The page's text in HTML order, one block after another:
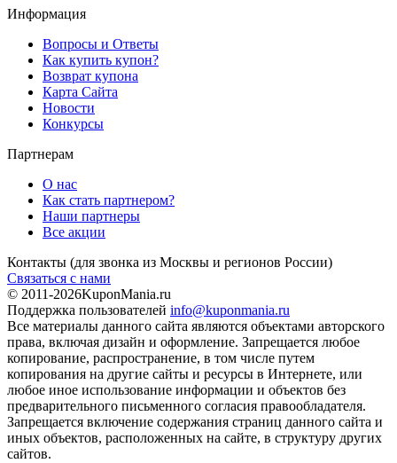
Информация
Вопросы и Ответы
Как купить купон?
Возврат купона
Карта Сайта
Новости
Конкурсы
Партнерам
О нас
Как стать партнером?
Наши партнеры
Все акции
Контакты (для звонка из Москвы и регионов России)
Связаться с нами
© 2011-2026KuponMania.ru
Поддержка пользователей info@kuponmania.ru
Все материалы данного сайта являются объектами авторского
права, включая дизайн и оформление. Запрещается любое
копирование, распространение, в том числе путем
копирования на другие сайты и ресурсы в Интернете, или
любое иное использование информации и объектов без
предварительного письменного согласия правообладателя.
Запрещается включение содержания страниц данного сайта и
иных объектов, расположенных на сайте, в структуру других
сайтов.